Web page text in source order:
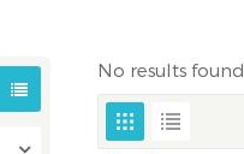
No results found